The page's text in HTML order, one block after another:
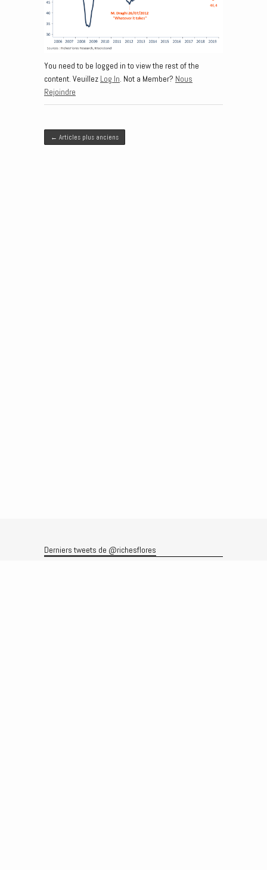
You need to be logged in to view the rest of the
content. Veuillez Log In. Not a Member? Nous
Rejoindre
Post navigation
← Articles plus anciens
Derniers tweets de @richesflores